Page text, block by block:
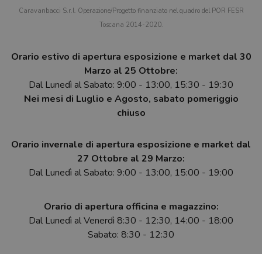
Caravanbacci S.r.l. Operazione/Progetto finanziato nel quadro del POR FESR
Toscana 2014-2020.
Orario estivo di apertura esposizione e market dal 30
Marzo al 25 Ottobre:
Dal Lunedì al Sabato: 9:00 - 13:00, 15:30 - 19:30
Nei mesi di Luglio e Agosto, sabato pomeriggio
chiuso
Orario invernale di apertura esposizione e market dal
27 Ottobre al 29 Marzo:
Dal Lunedì al Sabato: 9:00 - 13:00, 15:00 - 19:00
Orario di apertura officina e magazzino:
Dal Lunedì al Venerdì 8:30 - 12:30, 14:00 - 18:00
Sabato: 8:30 - 12:30